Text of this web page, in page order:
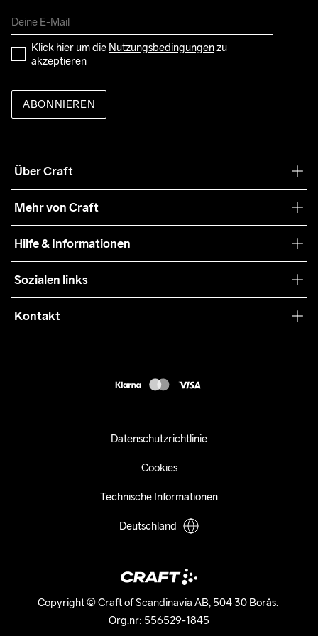
Klick hier um die Nutzungsbedingungen zu
akzeptieren
ABONNIEREN
Über Craft
Nachhaltigkeit
Mehr von Craft
Teamwear
Zusammenarbeit
Press
Hilfe & Informationen
Retouren
Kundendienst
Sozialen links
Kontakt
Copyright © Craft of Scandinavia AB, 504 30 Borås.
Org.nr: 556529-1845
Datenschutzrichtlinie
Cookies
Technische Informationen
Deutschland